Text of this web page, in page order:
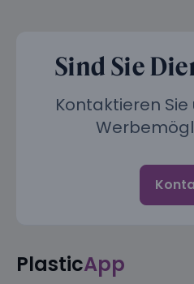
Sind Sie
Kontaktieren
PlasticApp